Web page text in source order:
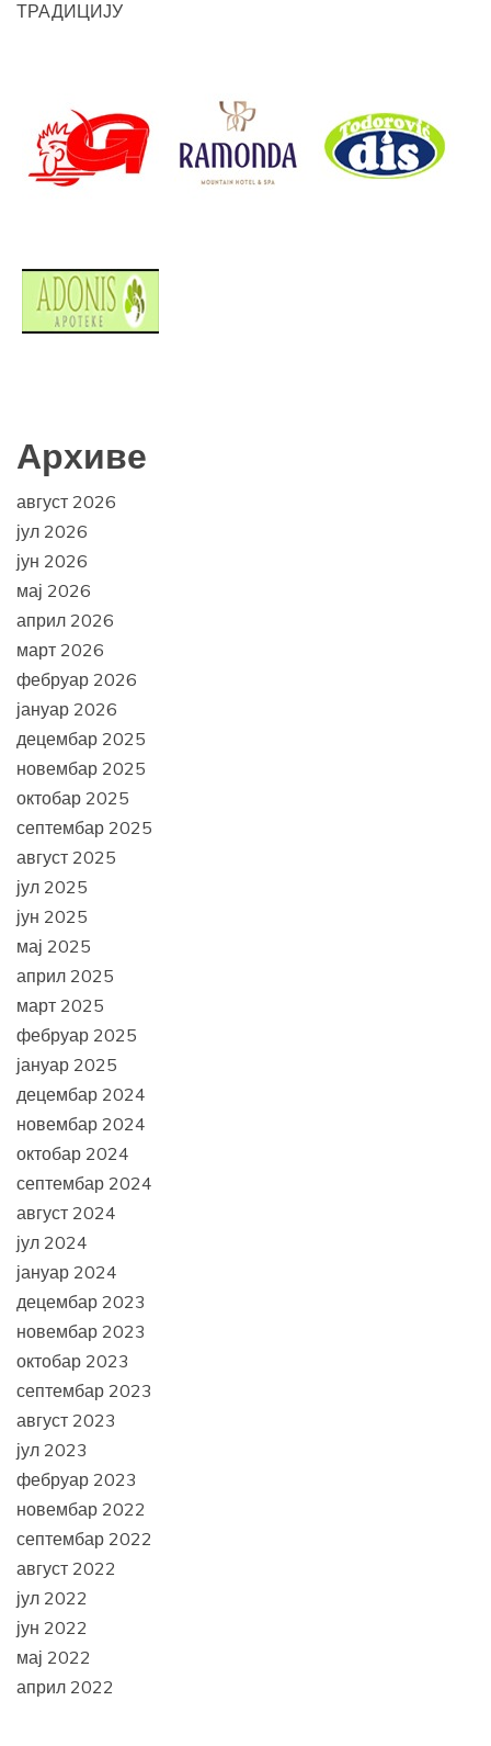
ТРАДИЦИЈУ
Архиве
август 2026
јул 2026
јун 2026
мај 2026
април 2026
март 2026
фебруар 2026
јануар 2026
децембар 2025
новембар 2025
октобар 2025
септембар 2025
август 2025
јул 2025
јун 2025
мај 2025
април 2025
март 2025
фебруар 2025
јануар 2025
децембар 2024
новембар 2024
октобар 2024
септембар 2024
август 2024
јул 2024
јануар 2024
децембар 2023
новембар 2023
октобар 2023
септембар 2023
август 2023
јул 2023
фебруар 2023
новембар 2022
септембар 2022
август 2022
јул 2022
јун 2022
мај 2022
април 2022